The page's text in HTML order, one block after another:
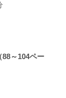
～104ペー